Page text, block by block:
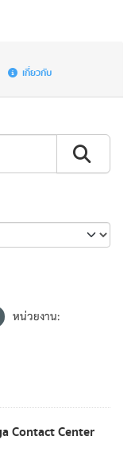
เกี่ยวกับ
หน่วยงาน:
Contact Center